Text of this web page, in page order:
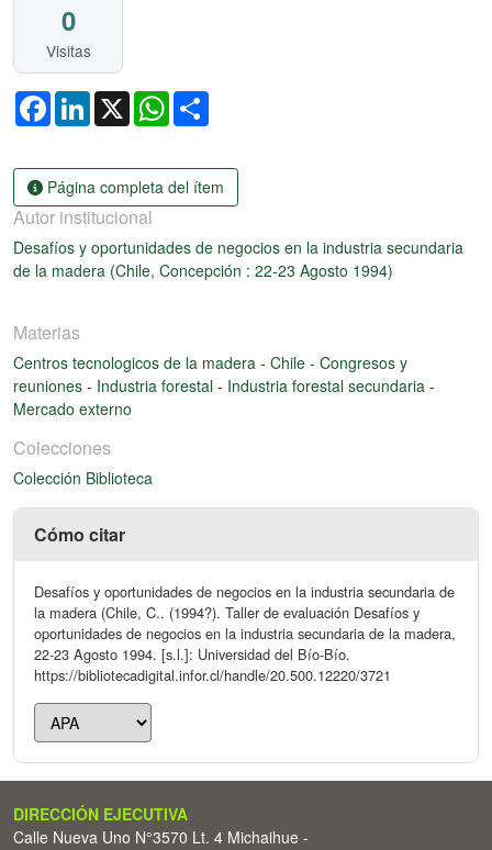
0
Visitas
FacebookLinkedIn
X WhatsApp
Página completa del ítem
Autor institucional
Desafíos y oportunidades de negocios en la industria secundaria
de la madera (Chile, Concepción : 22-23 Agosto 1994)
Materias
Centros tecnologicos de la madera - Chile - Congresos y
reuniones - Industria forestal - Industria forestal secundaria -
Mercado externo
Colecciones
Colección Biblioteca
Cómo citar
Desafíos y oportunidades de negocios en la industria secundaria de
la madera (Chile, C.. (1994?). Taller de evaluación Desafíos y
oportunidades de negocios en la industria secundaria de la madera,
22-23 Agosto 1994. [s.l.]: Universidad del Bío-Bío.
https://bibliotecadigital.infor.cl/handle/20.500.12220/3721
DIRECCIÓN EJECUTIVA
Calle Nueva Uno N°3570 Lt. 4 Michaihue -